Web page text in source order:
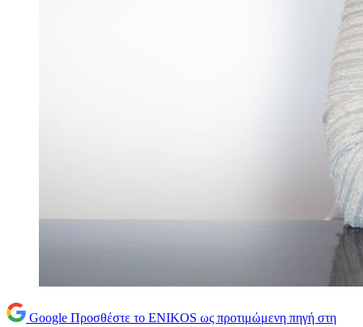
Google Προσθέστε το ENIKOS ως προτιμώμενη πηγή στη